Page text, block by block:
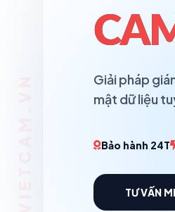
Giải pháp
mật dữ liệu
Bảo hành 24T
TƯ VẤN